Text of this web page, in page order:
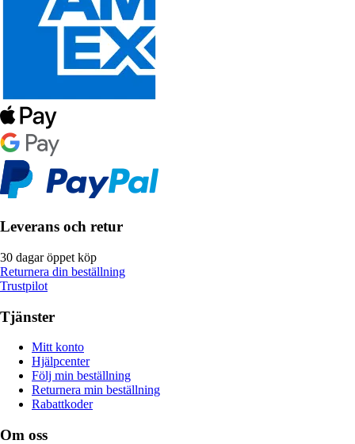
Leverans och retur
30 dagar öppet köp
Returnera din beställning
Trustpilot
Tjänster
Mitt konto
Hjälpcenter
Följ min beställning
Returnera min beställning
Rabattkoder
Om oss